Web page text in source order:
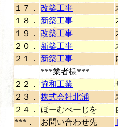
１７．
改築工事
１８．
新築工事
１９．
改築工事
２０．
新築工事
２１．
新築工事
***業者様***
２２．
協和工業
２３．
株式会社北浦
２４．
ほーむぺーじを
***．
お問い合わせ先